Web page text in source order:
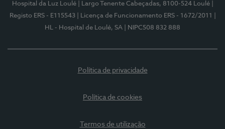
Hospital da Luz Loulé | Largo Tenente Cabeçadas, 8100-524 Loulé
Registo ERS - E115543
| Licença de Funcionamento ERS - 1672/2011
HL - Hospital de Loulé, SA
| NIPC508 832 888
Política de privacidade
Política de cookies
Termos de utilização